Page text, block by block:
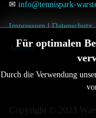
Für optimalen
Durch die Verwendung
✉ info@tennispark-
Impressum|Datenschutz
Anfahrt
Copyright © 2023